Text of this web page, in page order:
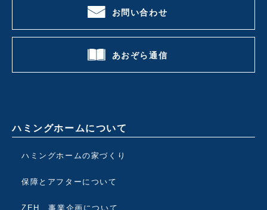
お問い合わせ
あおぞら通信
ハミングホームについて
ハミングホームの家づくり
保障とアフターについて
ZEH 事業企画について